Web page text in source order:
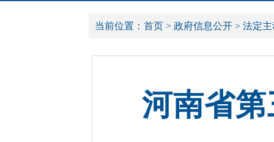
当前位置： 首页 > 政府信息公开 > 法定
河南省